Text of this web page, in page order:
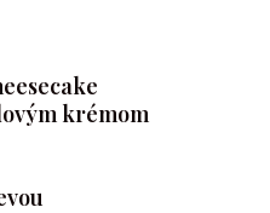
krémom